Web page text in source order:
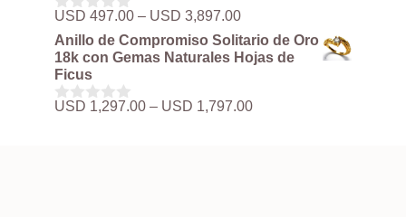
USD 497.00
USD 3,897.00
0
d
e
5
USD 497.00 – USD 3,897.00Rango
de
precios:
desde
hasta
Anillo de Compromiso Solitario de Oro
18k con Gemas Naturales Hojas de
Ficus
0
USD 1,297.00 – USD 1,797.00Rango